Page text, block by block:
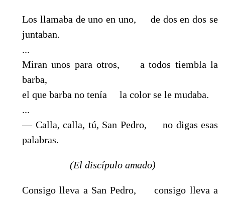
Los llamaba de uno en uno, de dos en dos se
juntaban.
...
Miran unos para otros, a todos tiembla la
barba,
el que barba no tenía la color se le mudaba.
...
— Calla, calla, tú, San Pedro, no digas esas
palabras.
(El discípulo amado)
Consigo lleva a San Pedro, consigo lleva a